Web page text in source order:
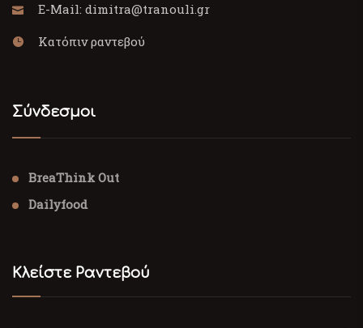
E-Mail: dimitra@tranouli.gr
Κατόπιν ραντεβού
Σύνδεσμοι
BreaThink Out
Dailyfood
Κλείστε Ραντεβού